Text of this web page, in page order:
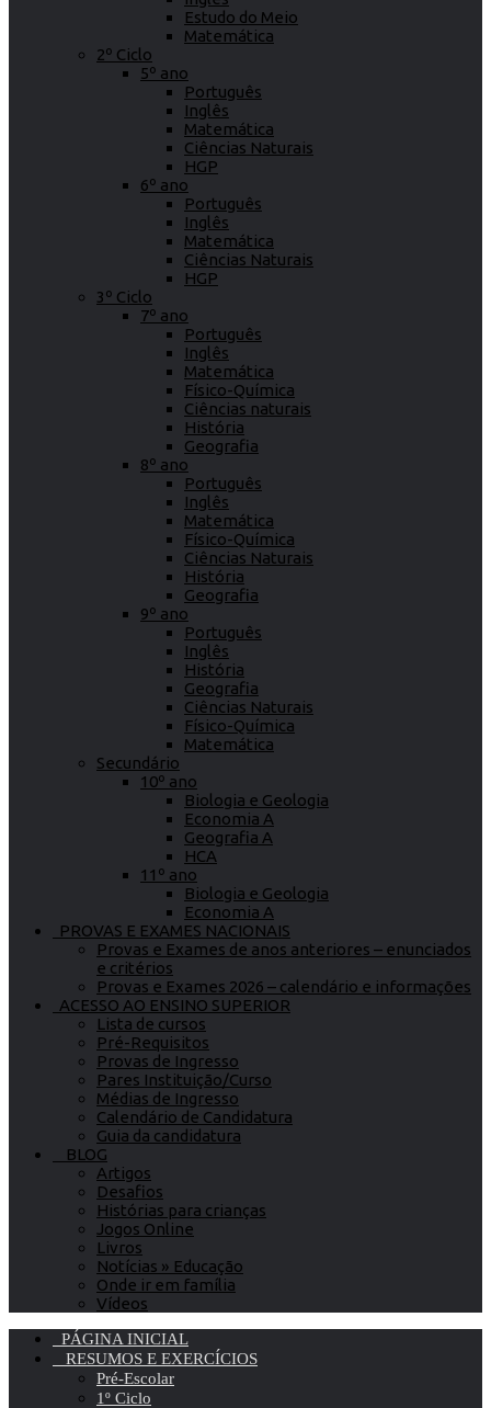
Estudo do Meio
Matemática
2º Ciclo
5º ano
Português
Inglês
Matemática
Ciências Naturais
HGP
6º ano
Português
Inglês
Matemática
Ciências Naturais
HGP
3º Ciclo
7º ano
Português
Inglês
Matemática
Físico-Química
Ciências naturais
História
Geografia
8º ano
Português
Inglês
Matemática
Físico-Química
Ciências Naturais
História
Geografia
9º ano
Português
Inglês
História
Geografia
Ciências Naturais
Físico-Química
Matemática
Secundário
10º ano
Biologia e Geologia
Economia A
Geografia A
HCA
11º ano
Biologia e Geologia
Economia A
PROVAS E EXAMES NACIONAIS
Provas e Exames de anos anteriores – enunciados
e critérios
Provas e Exames 2026 – calendário e informações
ACESSO AO ENSINO SUPERIOR
Lista de cursos
Pré-Requisitos
Provas de Ingresso
Pares Instituição/Curso
Médias de Ingresso
Calendário de Candidatura
Guia da candidatura
BLOG
Artigos
Desafios
Histórias para crianças
Jogos Online
Livros
Notícias » Educação
Onde ir em família
Vídeos
PÁGINA INICIAL
RESUMOS E EXERCÍCIOS
Pré-Escolar
1º Ciclo